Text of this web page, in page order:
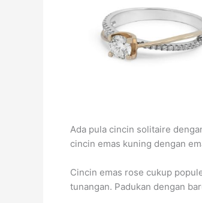
Ada pula cincin solitaire
cincin emas kuning dengan
Cincin emas rose cukup
tunangan. Padukan dengan